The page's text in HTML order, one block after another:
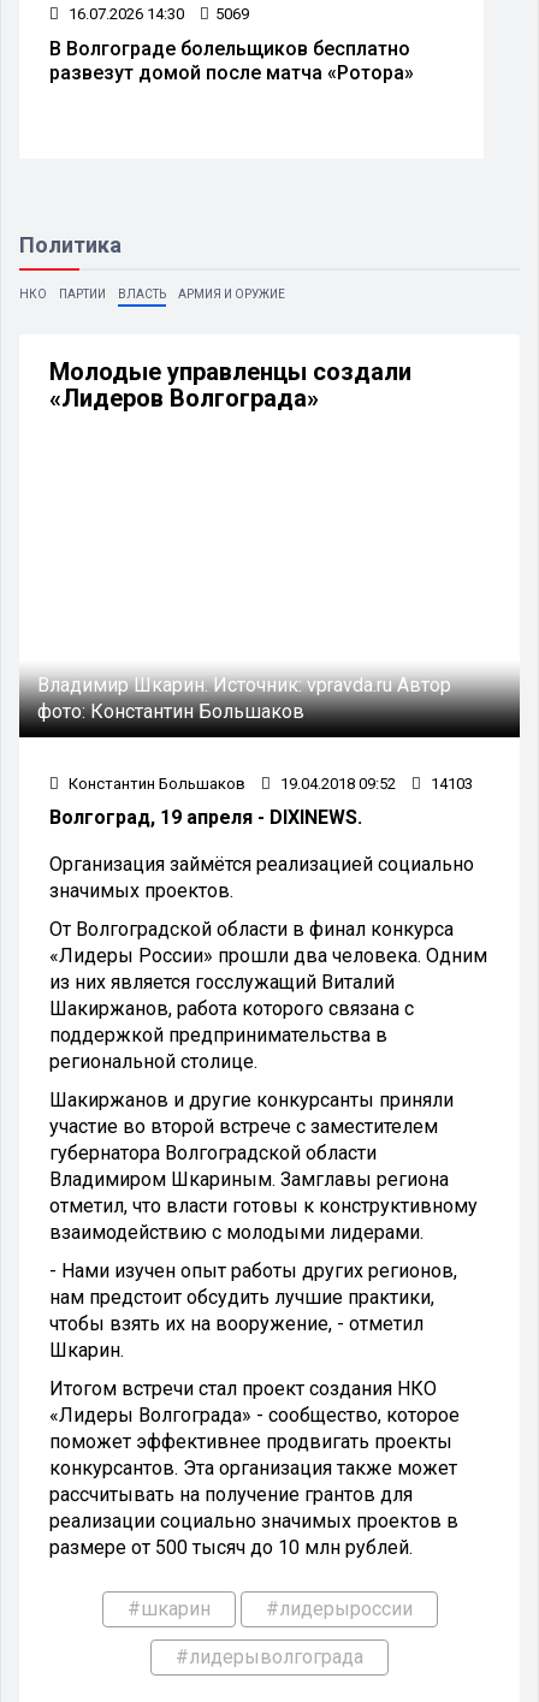
16.07.2026 14:30 5069
В Волгограде болельщиков бесплатно
развезут домой после матча «Ротора»
Политика
НКО ПАРТИИ ВЛАСТЬ АРМИЯ И ОРУЖИЕ
Молодые управленцы создали
«Лидеров Волгограда»
Владимир Шкарин.Источник:vpravda.ruАвтор
фото:Константин Большаков
Константин Большаков 19.04.2018 09:52 14103
Волгоград, 19 апреля - DIXINEWS.
Организация займётся реализацией социально
значимых проектов.
От Волгоградской области в финал конкурса
«Лидеры России» прошли два человека. Одним
из них является госслужащий Виталий
Шакиржанов, работа которого связана с
поддержкой предпринимательства в
региональной столице.
Шакиржанов и другие конкурсанты приняли
участие во второй встрече с заместителем
губернатора Волгоградской области
Владимиром Шкариным. Замглавы региона
отметил, что власти готовы к конструктивному
взаимодействию с молодыми лидерами.
- Нами изучен опыт работы других регионов,
нам предстоит обсудить лучшие практики,
чтобы взять их на вооружение, - отметил
Шкарин.
Итогом встречи стал проект создания НКО
«Лидеры Волгограда» - сообщество, которое
поможет эффективнее продвигать проекты
конкурсантов. Эта организация также может
рассчитывать на получение грантов для
реализации социально значимых проектов в
размере от 500 тысяч до 10 млн рублей.
#шкарин #лидерыроссии
#лидерыволгограда